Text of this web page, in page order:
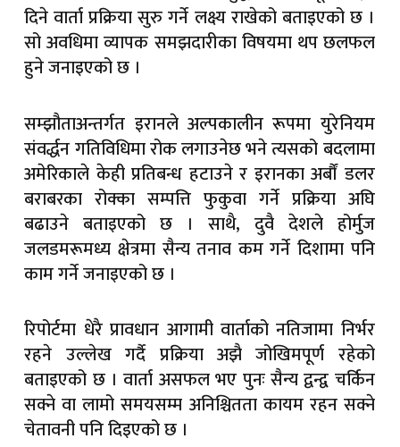
दिने वार्ता प्रक्रिया सुरु गर्ने लक्ष्य राखेको बताइएको छ ।
सो अवधिमा व्यापक समझदारीका विषयमा थप छलफल
हुने जनाइएको छ ।
सम्झौताअन्तर्गत इरानले अल्पकालीन रूपमा युरेनियम
संवर्द्धन गतिविधिमा रोक लगाउनेछ भने त्यसको बदलामा
अमेरिकाले केही प्रतिबन्ध हटाउने र इरानका अर्बौं डलर
बराबरका रोक्का सम्पत्ति फुकुवा गर्ने प्रक्रिया अघि
बढाउने बताइएको छ । साथै, दुवै देशले होर्मुज
जलडमरूमध्य क्षेत्रमा सैन्य तनाव कम गर्ने दिशामा पनि
काम गर्ने जनाइएको छ ।
रिपोर्टमा धेरै प्रावधान आगामी वार्ताको नतिजामा निर्भर
रहने उल्लेख गर्दै प्रक्रिया अझै जोखिमपूर्ण रहेको
बताइएको छ । वार्ता असफल भए पुनः सैन्य द्वन्द्व चर्किन
सक्ने वा लामो समयसम्म अनिश्चितता कायम रहन सक्ने
चेतावनी पनि दिइएको छ ।